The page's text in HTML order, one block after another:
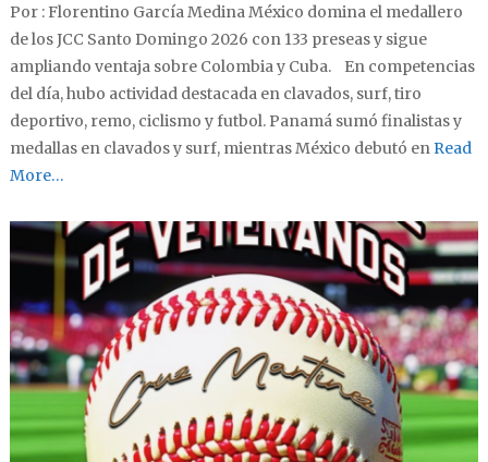
Por : Florentino García Medina México domina el medallero
de los JCC Santo Domingo 2026 con 133 preseas y sigue
ampliando ventaja sobre Colombia y Cuba. En competencias
del día, hubo actividad destacada en clavados, surf, tiro
deportivo, remo, ciclismo y futbol. Panamá sumó finalistas y
medallas en clavados y surf, mientras México debutó enRead
More…